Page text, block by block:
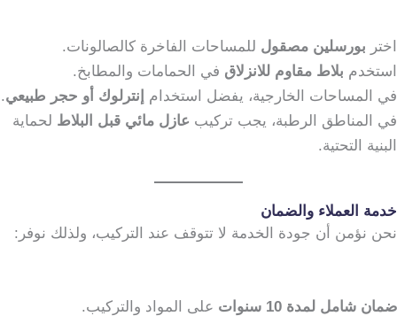
اختر بورسلين مصقول للمساحات الفاخرة كالصالونات.
استخدم بلاط مقاوم للانزلاق في الحمامات والمطابخ.
في المساحات الخارجية، يفضل استخدام
إنترلوك أو حجر طبيعي.
في المناطق الرطبة، يجب تركيب عازل مائي قبل البلاط لحماية
البنية التحتية.
خدمة العملاء والضمان
نحن نؤمن أن جودة الخدمة لا تتوقف عند التركيب، ولذلك نوفر:
ضمان شامل لمدة 10 سنوات
على المواد والتركيب.